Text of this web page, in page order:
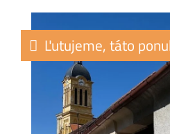
Ľutujeme, táto